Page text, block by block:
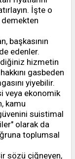
İşte o
başkasının
edenler.
hizmetin
gasbeden
yiyebilir.
veya ekonomik
kamu
suistimal
olarak da
toplumsal
sözü çiğneyen,